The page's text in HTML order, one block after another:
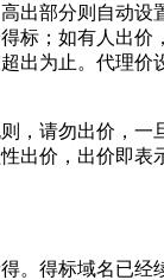
出部分则自动设
标；如有人出价
出为止。代理价
，请勿出价，一
出价，出价即表
。得标域名已经